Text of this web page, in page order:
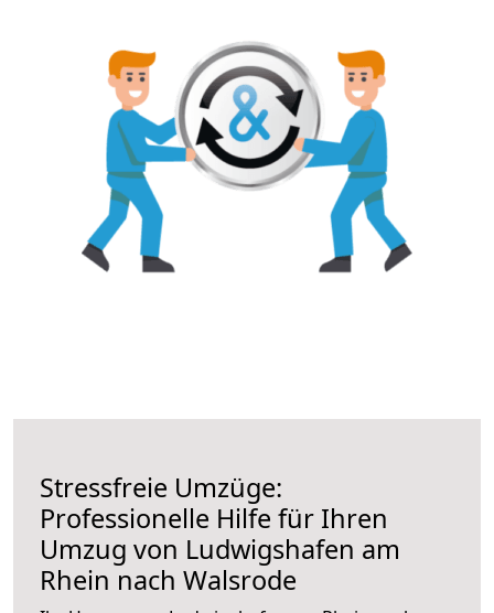
Stressfreie Umzüge:
Professionelle Hilfe für Ihren
Umzug von Ludwigshafen am
Rhein nach Walsrode